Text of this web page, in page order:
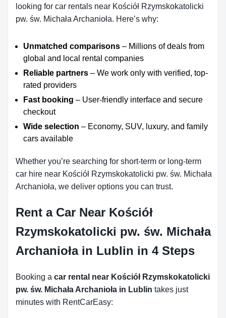
looking for car rentals near Kościół Rzymskokatolicki
pw. św. Michała Archanioła. Here’s why:
Unmatched comparisons – Millions of deals from
global and local rental companies
Reliable partners – We work only with verified, top-
rated providers
Fast booking – User-friendly interface and secure
checkout
Wide selection – Economy, SUV, luxury, and family
cars available
Whether you’re searching for short-term or long-term
car hire near Kościół Rzymskokatolicki pw. św. Michała
Archanioła, we deliver options you can trust.
Rent a Car Near Kościół
Rzymskokatolicki pw. św. Michała
Archanioła in Lublin in 4 Steps
Booking a car rental near Kościół Rzymskokatolicki
pw. św. Michała Archanioła in Lublin takes just
minutes with RentCarEasy: